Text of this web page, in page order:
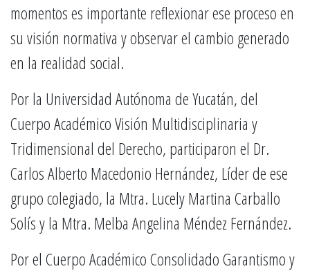
momentos es importante reflexionar ese proceso en
su visión normativa y observar el cambio generado
en la realidad social.
Por la Universidad Autónoma de Yucatán, del
Cuerpo Académico Visión Multidisciplinaria y
Tridimensional del Derecho, participaron el Dr.
Carlos Alberto Macedonio Hernández, Líder de ese
grupo colegiado, la Mtra. Lucely Martina Carballo
Solís y la Mtra. Melba Angelina Méndez Fernández.
Por el Cuerpo Académico Consolidado Garantismo y